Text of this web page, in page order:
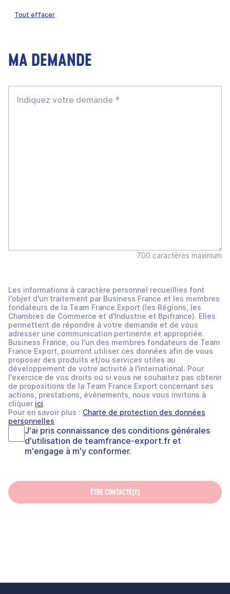
Tout effacer
MA DEMANDE
700 caractères maximum
Les informations à caractère personnel recueillies font
l'objet d'un traitement par Business France et les membres
fondateurs de la Team France Export (les Régions, les
Chambres de Commerce et d'Industrie et Bpifrance). Elles
permettent de répondre à votre demande et de vous
adresser une communication pertinente et appropriée.
Business France, ou l'un des membres fondateurs de Team
France Export, pourront utiliser ces données afin de vous
proposer des produits et/ou services utiles au
développement de votre activité à l'international. Pour
l'exercice de vos droits ou si vous ne souhaitez pas obtenir
de propositions de la Team France Export concernant ses
actions, prestations, évènements, nous vous invitons à
cliquer ici.
Pour en savoir plus : Charte de protection des données
personnelles
J'ai pris connaissance des conditions générales
d'utilisation de teamfrance-export.fr et
m'engage à m'y conformer.
ÊTRE CONTACTÉ(E)